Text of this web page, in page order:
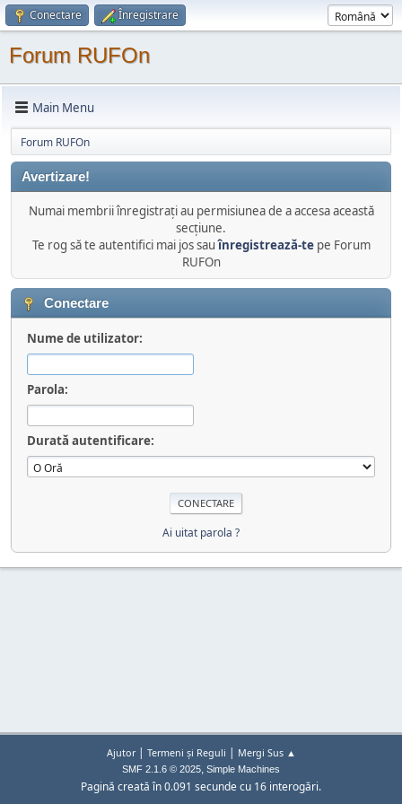
Conectare Înregistrare
Forum RUFOn
Main Menu
Forum RUFOn
Avertizare!
Numai membrii înregistraţi au permisiunea de a accesa această
secţiune.
Te rog să te autentifici mai jos sauînregistrează-tepe Forum
RUFOn
Conectare
Nume de utilizator:
Parola:
Durată autentificare:
Ai uitat parola ?
Ajutor| Termeni și Reguli | Mergi Sus ▲
SMF 2.1.6 © 2025, Simple Machines
Pagină creată în 0.091 secunde cu 16 interogări.